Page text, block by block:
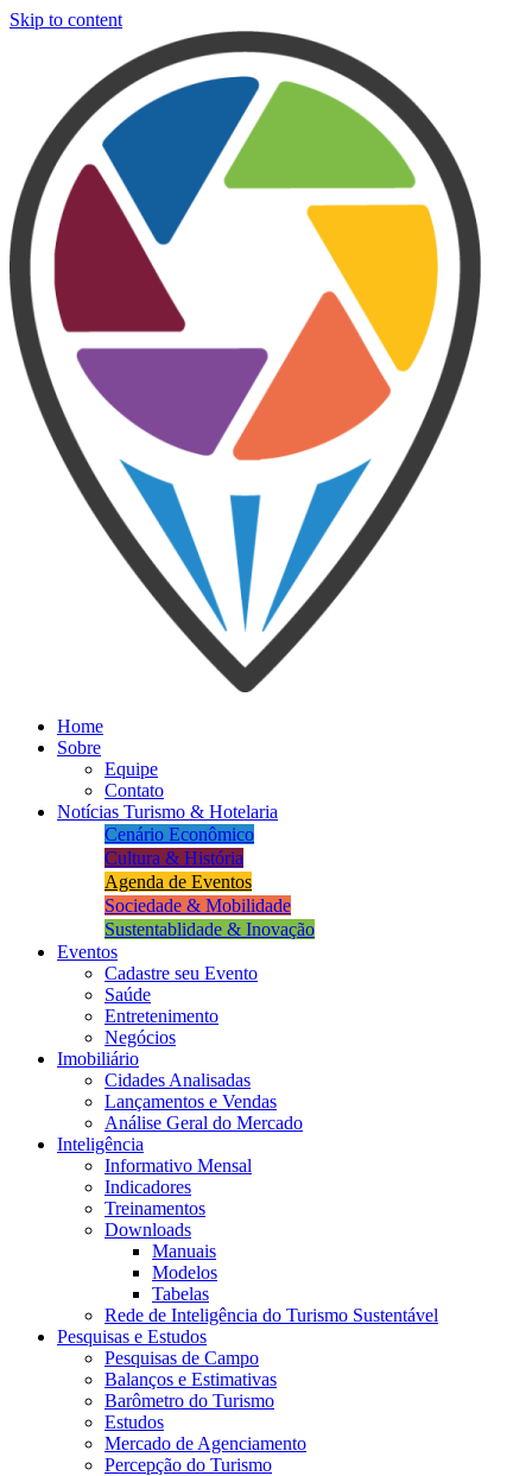
Skip to content
Home
Sobre
Equipe
Contato
Notícias Turismo & Hotelaria
Cenário Econômico
Cultura & História
Agenda de Eventos
Sociedade & Mobilidade
Sustentablidade & Inovação
Eventos
Cadastre seu Evento
Saúde
Entretenimento
Negócios
Imobiliário
Cidades Analisadas
Lançamentos e Vendas
Análise Geral do Mercado
Inteligência
Informativo Mensal​
Indicadores
Treinamentos
Downloads
Manuais
Modelos
Tabelas
Rede de Inteligência do Turismo Sustentável
Pesquisas e Estudos
Pesquisas de Campo
Balanços e Estimativas
Barômetro do Turismo
Estudos
Mercado de Agenciamento
Percepção do Turismo